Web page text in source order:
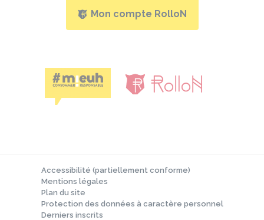
Mon compte RolloN
Accessibilité (partiellement conforme)
Mentions légales
Plan du site
Protection des données à caractère personnel
Derniers inscrits